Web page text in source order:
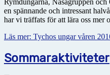
en spännande och intressant
har vi träffats för att lära oss mer
Läs mer: Tychos ungar våren
Sommaraktiviteter